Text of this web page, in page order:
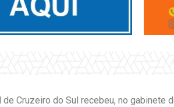
Cruzeiro do Sul recebeu, no gabinete